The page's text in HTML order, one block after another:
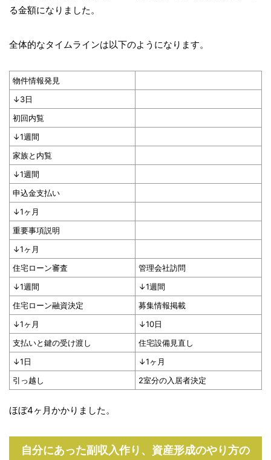
る金額になりました。
全体的なタイムラインは以下のようになります。
物件情報発見
↓3日
初回内覧
↓1週間
家族と内覧
↓1週間
申込金支払い
↓1ヶ月
重要事項説明
↓1ヶ月
住宅ローン審査
管理会社訪問
↓1週間
↓1週間
住宅ローン融資決定
募集情報掲載
↓1ヶ月
↓10日
支払いと鍵の受け渡し
住宅設備見直し
↓1日
↓1ヶ月
引っ越し
2室分の入居者決定
ほぼ4ヶ月かかりました。
自分にあった副収入作り、資産形成のやり方の